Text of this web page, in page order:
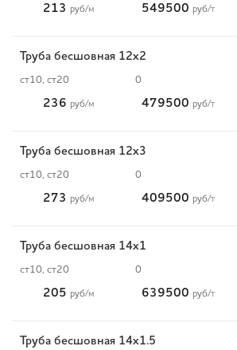
213 руб/м 549500 руб/т
Труба бесшовная 12х2
ст10, ст20 0
236 руб/м 479500 руб/т
Труба бесшовная 12х3
ст10, ст20 0
273 руб/м 409500 руб/т
Труба бесшовная 14х1
ст10, ст20 0
205 руб/м 639500 руб/т
Труба бесшовная 14х1.5